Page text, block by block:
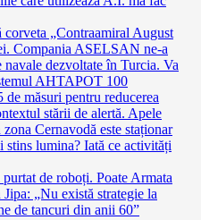
corveta „Contraamiral August
Compania ASELSAN ne-a
navale dezvoltate în Turcia. Va
AHTAPOT 100
măsuri pentru reducerea
stării de alertă. Apele
Cernavodă este staționar
lumina? Iată ce activități
de roboți. Poate Armata
„Nu există strategie la
de tancuri din anii 60”